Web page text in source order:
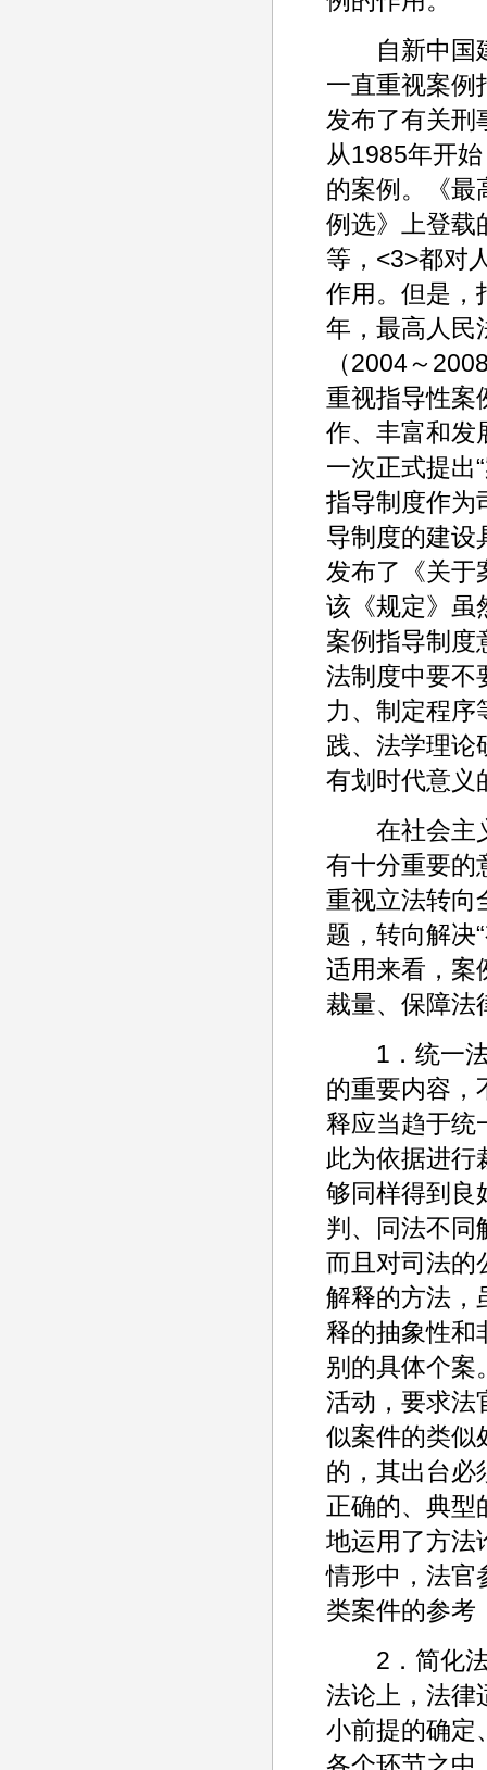
自新中国建
一直重视案例
发布了有关刑
从1985年开
的案例。《最
例选》上登载
等，<3>都对
作用。但是，
年，最高人民
（2004～
重视指导性案
作、丰富和发
一次正式提出
指导制度作为
导制度的建设
发布了《关于
该《规定》虽
案例指导制度
法制度中要不
力、制定程序
践、法学理论
有划时代意义
在社会主义
有十分重要的
重视立法转向
题，转向解决
适用来看，案
裁量、保障法
1．统一法
的重要内容，
释应当趋于统
此为依据进行
够同样得到良
判、同法不同
而且对司法的
解释的方法，
释的抽象性和
别的具体个案
活动，要求法
似案件的类似
的，其出台必
正确的、典型
地运用了方法
情形中，法官
类案件的参考
2．简化法
法论上，法律
小前提的确定
各个环节之中